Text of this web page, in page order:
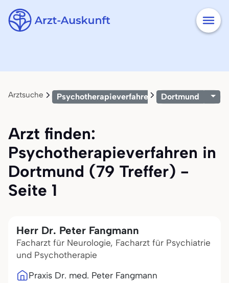
Arztsuche Psychotherapieverfahren Dortmund
Arzt finden:
Psychotherapieverfahren in
Dortmund (79 Treffer) -
Seite 1
Herr Dr. Peter Fangmann
Facharzt für Neurologie, Facharzt für Psychiatrie
und Psychotherapie
Praxis Dr. med. Peter Fangmann